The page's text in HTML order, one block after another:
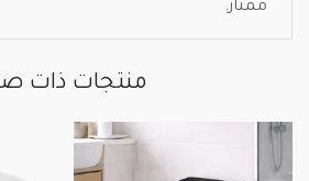
ممتاز.
منتجات ذات